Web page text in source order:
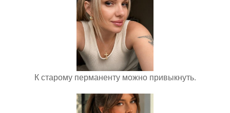
К старому перманенту можно привыкнуть.